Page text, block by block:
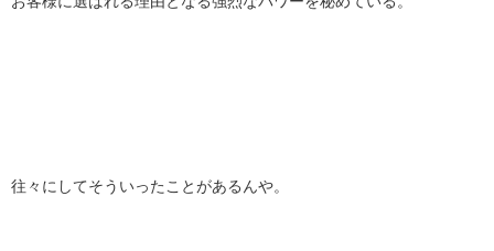
往々にしてそういったことがあるんや。